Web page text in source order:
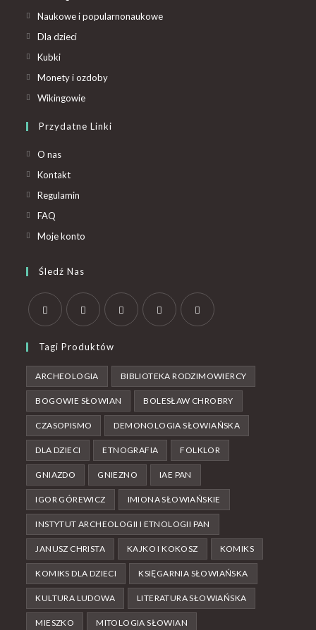
Naukowe i popularnonaukowe
Dla dzieci
Kubki
Monety i ozdoby
Wikingowie
Przydatne Linki
O nas
Kontakt
Regulamin
FAQ
Moje konto
Śledź Nas
Tagi Produktów
ARCHEOLOGIA BIBLIOTEKA RODZIMOWIERCY
BOGOWIE SŁOWIAN BOLESŁAW CHROBRY
CZASOPISMO DEMONOLOGIA SŁOWIAŃSKA
DLA DZIECI ETNOGRAFIA FOLKLOR
GNIAZDO GNIEZNO IAE PAN
IGOR GÓREWICZ IMIONA SŁOWIAŃSKIE
INSTYTUT ARCHEOLOGII I ETNOLOGII PAN
JANUSZ CHRISTA KAJKO I KOKOSZ KOMIKS
KOMIKS DLA DZIECI KSIĘGARNIA SŁOWIAŃSKA
KULTURA LUDOWA LITERATURA SŁOWIAŃSKA
MIESZKO MITOLOGIA SŁOWIAN